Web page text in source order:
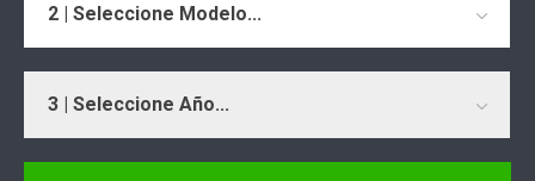
2 | Seleccione Modelo...
3 | Seleccione Año...